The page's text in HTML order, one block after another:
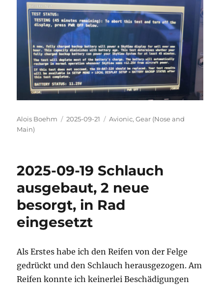
Autor
Alois Boehm
Veröffentlicht
2025-09-21 Kategorien
Avionic,Gear (Nose and
Main)
2025-09-19 Schlauch
ausgebaut, 2 neue
besorgt, in Rad
eingesetzt
Als Erstes habe ich den Reifen von der Felge
gedrückt und den Schlauch herausgezogen. Am
Reifen konnte ich keinerlei Beschädigungen